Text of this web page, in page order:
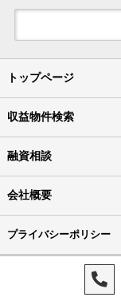
トップページ
収益物件検索
融資相談
会社概要
プライバシーポリシー